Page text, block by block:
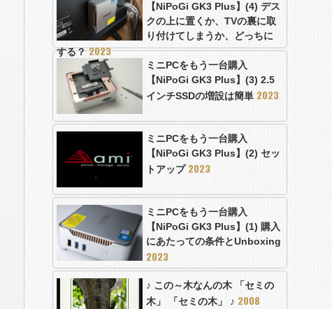
【NiPoGi GK3 Plus】(4) デス
クの上に置くか、TVの裏に取
り付けてしまうか、どっちに
する？2023
ミニPCをもう一台購入
【NiPoGi GK3 Plus】(3) 2.5
インチSSDの増設は簡単 2023
ミニPCをもう一台購入
【NiPoGi GK3 Plus】(2) セッ
トアップ 2023
ミニPCをもう一台購入
【NiPoGi GK3 Plus】(1) 購入
にあたっての条件とUnboxing
2023
♪ この～木なんの木 「セミの
木」 「セミの木」 ♪ 2008